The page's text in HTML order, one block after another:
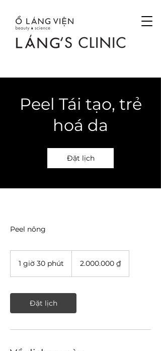
Peel Tái tạo, trẻ
hoá da
Đặt lịch
Peel nông
1 giờ 30 phút
3
p
ú
Việt2.000.000 ₫
Đặt lịch